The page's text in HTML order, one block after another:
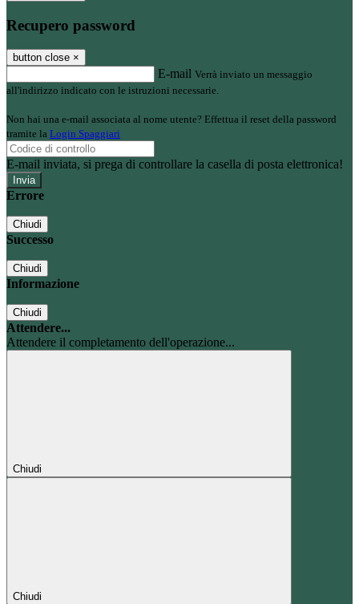
Recupero password
button close ×
E-mail Verrà inviato un messaggio
all'indirizzo indicato con le istruzioni necessarie.
Non hai una e-mail associata al nome utente? Effettua il reset della password
tramite la Login Spaggiari
E-mail inviata, si prega di controllare la casella di posta elettronica!
Errore
Chiudi
Successo
Chiudi
Informazione
Chiudi
Attendere...
Attendere il completamento dell'operazione...
Chiudi
Chiudi